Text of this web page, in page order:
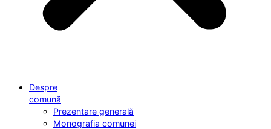
Despre
comună
Prezentare generală
Monografia comunei